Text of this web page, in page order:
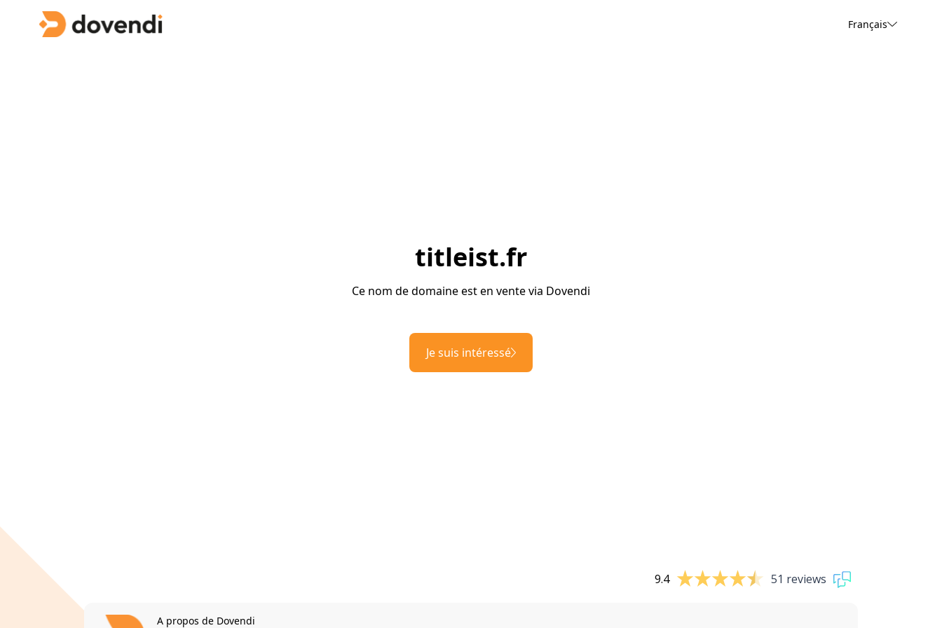
Français
titleist.fr
Ce nom de domaine est en vente via Dovendi
Je suis intéressé
9.4 51 reviews
A propos de Dovendi